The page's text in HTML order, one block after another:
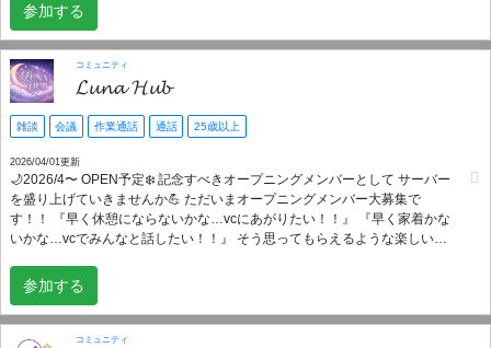
✼••┈┈••✼••┈┈••✼••┈┈••✼••┈┈••✼••┈┈••✼ 入って下さったみんなに幸せが訪れ
ますよーに✨ 気になった方は気軽にポチッと待ってま~す🫰♡
んの幸せに寄り添えるサーバーをお届け致します🌷◍𓂂* “ちゃんと恋が始ま
る場所” 雑談して、笑って、距離が縮まって 気づいたら誰かを気にしてる
―― そんな自然な流れを大切にしてます🦋 ✿ ┈ ⋯ ┈ ✿ 募集事項✿ ┈ ⋯ ┈ ✿
♡満20~40までの男性女性 ♡本気で恋人が欲しい方 ♡お喋り好きな方 ♡癒
しを欲しい方 ♡寂しがり屋・かまちょな方 ♡モラル・マナーを守れる方 ♡
イン率高い方(週2回以上) ♡掛け持ちOK ♡三次元拾い画NG ✿ ┈ ⋯ ┈ ✿ ┈ ⋯
┈ ✿ ┈ ⋯ ┈ ✿ ┈ ⋯ ┈ ✿ 面接は無いので管理陣が確認し次第 すぐに全機能利
用出来ます🍀*゜(0~12時間以内) 当サーバーを活用するにあたってサーバー
内での ルールや一般常識、モラル等を 最低限守ってくれるなら基本的に ゆ
るゆるなサーバーだと自負しております🙇‍♀️🙇‍♂️
✼••┈┈••✼••┈┈••✼••┈┈••✼••┈┈••✼••┈┈••✼ 🧸出来ること 雑談/VC/恋バナ/相談/
ゲーム/猥談/寝落ち等 🗣️多数VC完備(雑談、個通、ゲーム専用、寝落ち
等…) 💬安心できる環境 ・管理体制万全(男女各1名ずつ居ます) ・多種多様
✼••┈┈••✼••┈┈••✼••┈┈••✼••┈┈••✼••┈┈••✼ 入って下さったみんなに幸せが訪れ
ますよーに✨ 気になった方は気軽にポチッと待ってま~す🫰♡
参加する
コミュニティ
𝓛𝓾𝓷𝓪 𝓗𝓾𝓫
雑談 会議 作業通話 通話 25歳以上
2026/04/01更新
🌙2026/4〜 OPEN予定❄️ 記念すべきオープニングメンバーとして サーバー
を盛り上げていきませんか💪 ただいまオープニングメンバー大募集で
す！！ 『早く休憩にならないかな…vcにあがりたい！！』 『早く家着かな
いかな…vcでみんなと話したい！！』 そう思ってもらえるような楽しいサ
ィブな方 大募集🫶 vcでの雑談をメインとしたサーバーとなります🙆‍♀️ 4人部
屋 5人部屋 ながら部屋 フリールーム等の用途に合わせた部屋の作成が可能
です✅ 各種ロールが簡単に取得可能です✅ ロールの取得で話しやすさ🙆‍♀️
LUNA HUBでは、コミュニティの雰囲気を大切にしているため、 参加前に
参加する
コミュニティ